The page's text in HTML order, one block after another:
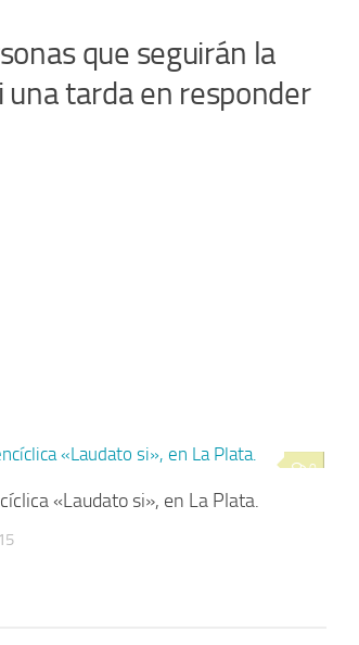
que seguirán la
una tarda en responder
0
«Laudato si», en La Plata.